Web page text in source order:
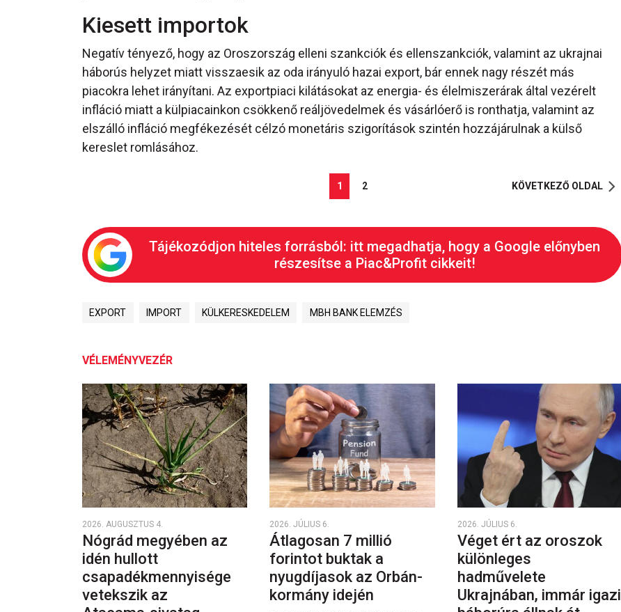
Kiesett importok
Negatív tényező, hogy az Oroszország elleni szankciók és ellenszankciók, valamint az ukrajnai
háborús helyzet miatt visszaesik az oda irányuló hazai export, bár ennek nagy részét más
piacokra lehet irányítani. Az exportpiaci kilátásokat az energia- és élelmiszerárak által vezérelt
infláció miatt a külpiacainkon csökkenő reáljövedelmek és vásárlóerő is ronthatja, valamint az
elszálló infláció megfékezését célzó monetáris szigorítások szintén hozzájárulnak a külső
kereslet romlásához.
1 2 KÖVETKEZŐ OLDAL
Tájékozódjon hiteles forrásból: itt megadhatja, hogy a Google előnyben
részesítse a Piac&Profit cikkeit!
EXPORT IMPORT KÜLKERESKEDELEM MBH BANK ELEMZÉS
VÉLEMÉNYVEZÉR
2026. AUGUSZTUS 4.
Nógrád megyében az
idén hullott
csapadékmennyisége
vetekszik az
2026. JÚLIUS 6.
Átlagosan 7 millió
forintot buktak a
nyugdíjasok az Orbán-
kormány idején
2026. JÚLIUS 6.
Véget ért az oroszok
különleges
hadművelete
Ukrajnában, immár igazi